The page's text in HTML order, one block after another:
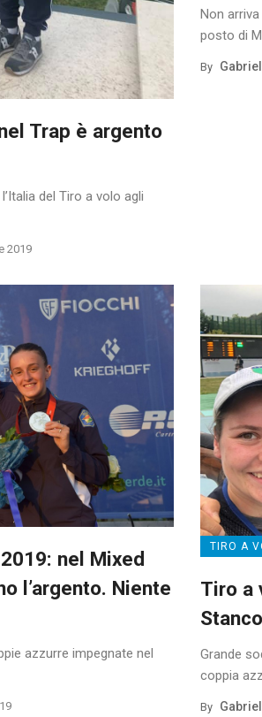
Trap è argento
del Tiro a volo agli
2019
Non
posto di
By
nel Mixed
l’argento. Niente
azzurre impegnate nel
TIRO A
Tiro a
Grande
coppia
By